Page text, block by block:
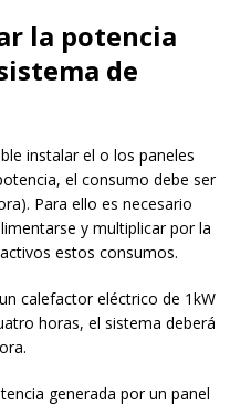
la potencia
de
instalar el o los paneles
el consumo debe ser
Para ello es necesario
y multiplicar por la
estos consumos.
calefactor eléctrico de 1kW
horas, el sistema deberá
generada por un panel